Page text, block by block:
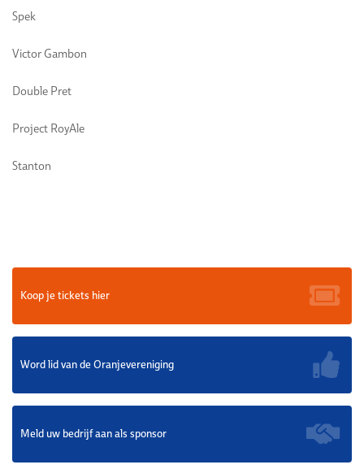
Spek
Victor Gambon
Double Pret
Project RoyAle
Stanton
Koop je tickets hier
Word lid van de Oranjevereniging
Meld uw bedrijf aan als sponsor